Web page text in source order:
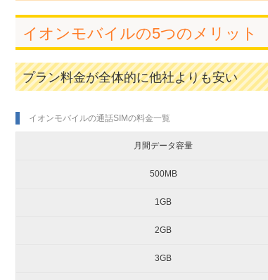
イオンモバイルの5つのメリット
プラン料金が全体的に他社よりも安い
イオンモバイルの通話SIMの料金一覧
月間データ容量
500MB
1GB
2GB
3GB